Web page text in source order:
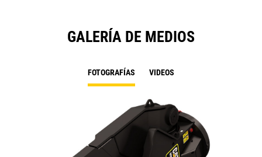
GALERÍA DE MEDIOS
FOTOGRAFÍAS VIDEOS